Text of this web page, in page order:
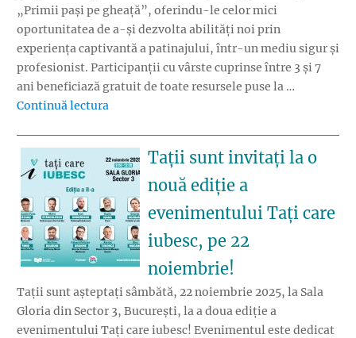
„Primii pași pe gheață”, oferindu-le celor mici
oportunitatea de a-și dezvolta abilități noi prin
experiența captivantă a patinajului, într-un mediu sigur și
profesionist. Participanții cu vârste cuprinse între 3 și 7
ani beneficiază gratuit de toate resursele puse la …
Continuă lectura
Tații sunt invitați la o
nouă ediție a
evenimentului Tați care
iubesc, pe 22
noiembrie!
Tații sunt așteptați sâmbătă, 22 noiembrie 2025, la Sala
Gloria din Sector 3, București, la a doua ediție a
evenimentului Tați care iubesc! Evenimentul este dedicat